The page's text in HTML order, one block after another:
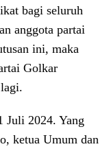
bagi seluruh
anggota partai
ini, maka
Golkar
Juli 2024. Yang
ketua Umum dan